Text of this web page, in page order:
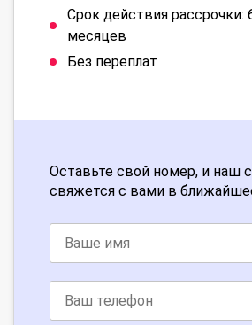
Срок действия рассрочки:
месяцев
Без переплат
Оставьте свой номер, и наш
свяжется с вами в